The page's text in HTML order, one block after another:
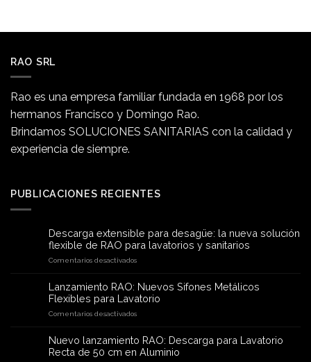
RAO SRL
Rao es una empresa familiar fundada en 1968 por los
hermanos Francisco y Domingo Rao.
Brindamos SOLUCIONES SANITARIAS con la calidad y
experiencia de siempre.
PUBLICACIONES RECIENTES
Descarga extensible para desagüe: la nueva solución
flexible de RAO para lavatorios y sanitarios
Comentarios desactivadosen
extensible
para
desagüe:
la
solución
flexible
Lanzamiento RAO: Nuevos Sifones Metálicos
Flexibles para Lavatorio
Comentarios desactivadosen
RAO:
Nuevos
Sifones
Nuevo lanzamiento RAO: Descarga para Lavatorio
Recta de 50 cm en Aluminio